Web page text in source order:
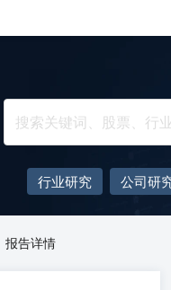
行业研究 公司研
报告详情